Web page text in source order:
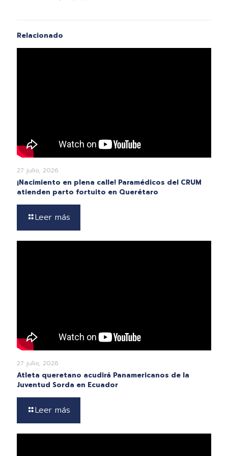
Relacionado
27 julio, 2026
¡Nacimiento en plena calle! Paramédicos del CRUM
atienden parto fortuito en Querétaro
Leer más
27 julio, 2026
Atleta queretano acudirá Panamericanos de la
Juventud Sorda en Ecuador
Leer más